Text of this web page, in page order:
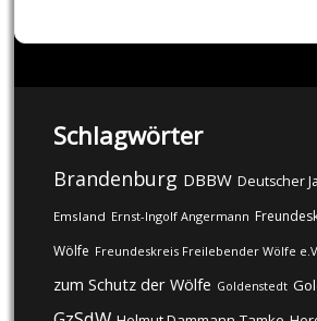
Schlagwörter
Brandenburg DBBW Deutscher
Emsland Ernst-Ingolf Angermann
Wölfe Freundeskreis Freilebender Wölfe
zum Schutz der Wölfe Goldenstedt